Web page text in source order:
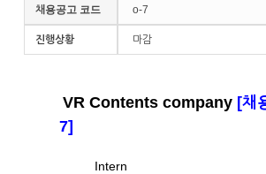
채용공고 코드 o-7
진행상황 마감
VR Contents company [채
7]
Intern